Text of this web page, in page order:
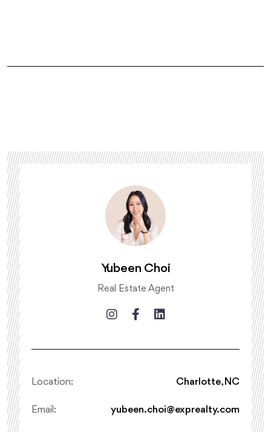
Yubeen Choi
Real Estate Agent
Location: Charlotte, NC
Email: yubeen.choi@exprealty.com